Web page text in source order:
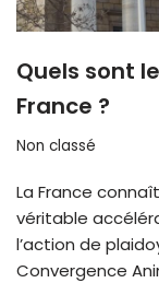
Quels sont
France ?
Non classé
La France
véritable
l’action de
Convergence